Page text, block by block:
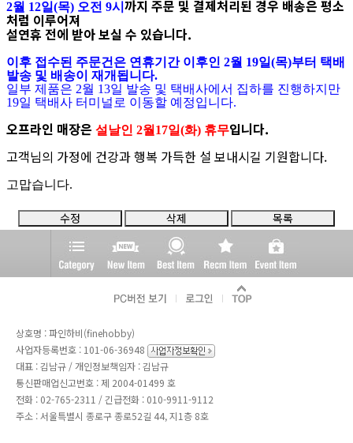
2월 12일(목) 오전 9시 까지 주문 및 결제처리된 경우 배송은 평소
처럼 이루어져
설연휴 전에 받아 보실 수 있습니다.
이후 접수된 주문건은 연휴기간 이후인 2월 19일(목)부터 택배
발송 및 배송이 재개 됩니다.
일부 제품은 2월 13일 발송 및 택배사에서 집하를 진행하지만
19일 택배사 터미널로 이동할 예정입니다.
오프라인 매장은 설날인 2월17일(화) 휴무입니다.
고객님의 가정에 건강과 행복 가득한 설 보내시길 기원합니다.
고맙습니다.
수정 삭제 목록
상호명 : 파인하비(finehobby)
사업자등록번호 : 101-06-36948
대표 : 김남규 / 개인정보책임자 : 김남규
통신판매업신고번호 : 제 2004-01499 호
전화 : 02-765-2311 / 긴급전화 : 010-9911-9112
주소 : 서울특별시 종로구 종로52길 44, 지1층 8호